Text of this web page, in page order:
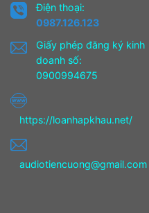
Điện thoại:
0987.126.123
Giấy phép đăng ký kinh
doanh số:
0900994675
https://loanhapkhau.net/
audiotiencuong@gmail.com